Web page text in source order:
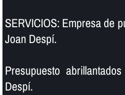
SERVICIOS: Empresa de
Joan Despí.
Presupuesto
Despí.